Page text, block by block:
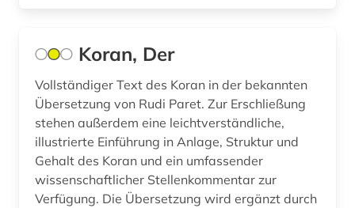
Koran, Der
Vollständiger Text des Koran in der bekannten
Übersetzung von Rudi Paret. Zur Erschließung
stehen außerdem eine leichtverständliche,
illustrierte Einführung in Anlage, Struktur und
Gehalt des Koran und ein umfassender
wissenschaftlicher Stellenkommentar zur
Verfügung. Die Übersetzung wird ergänzt durch